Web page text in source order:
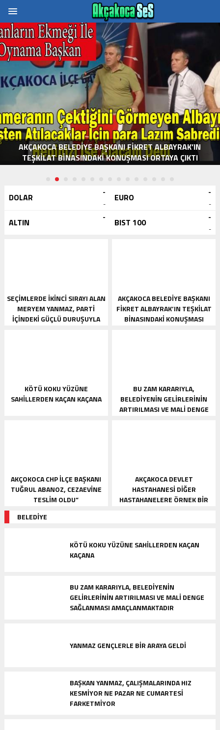
AKÇAKOCA BELEDIYE BAŞKANI FIKRET ALBAYRAK’IN
TEŞKILAT BINASINDAKI KONUŞMASI ORTAYA ÇIKTI
DOLAR -
-
EURO -
-
ALTIN - BIST 100 -
-
SEÇIMLERDE IKINCI SIRAYI ALAN
MERYEM YANMAZ, PARTI
IÇINDEKI GÜÇLÜ DURUŞUYLA
AKÇAKOCA BELEDIYE BAŞKANI
FIKRET ALBAYRAK’IN TEŞKILAT
BINASINDAKI KONUŞMASI
KÖTÜ KOKU YÜZÜNE
SAHILLERDEN KAÇAN KAÇANA
BU ZAM KARARIYLA,
BELEDIYENIN GELIRLERININ
ARTIRILMASI VE MALI DENGE
AKÇOKOCA CHP İLÇE BAŞKANI
TUĞRUL ABANOZ, CEZAEVİNE
TESLİM OLDU”
AKÇAKOCA DEVLET
HASTAHANESI DIĞER
HASTAHANELERE ÖRNEK BIR
BELEDİYE
KÖTÜ KOKU YÜZÜNE SAHILLERDEN KAÇAN
KAÇANA
BU ZAM KARARIYLA, BELEDIYENIN
GELIRLERININ ARTIRILMASI VE MALI DENGE
SAĞLANMASI AMAÇLANMAKTADIR
YANMAZ GENÇLERLE BIR ARAYA GELDI
BAŞKAN YANMAZ, ÇALIŞMALARINDA HIZ
KESMİYOR NE PAZAR NE CUMARTESİ
FARKETMİYOR